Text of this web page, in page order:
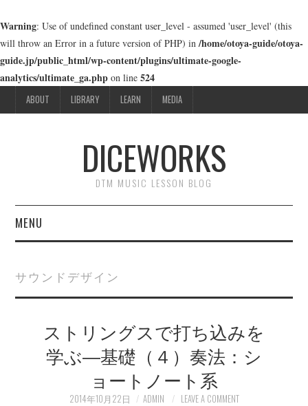
Warning: Use of undefined constant user_level - assumed 'user_level' (this
will throw an Error in a future version of PHP) in/home/otoya-guide/otoya-
guide.jp/public_html/wp-content/plugins/ultimate-google-
analytics/ultimate_ga.php on line 524
ABOUT LIBRARY LEARN MEDIA
DICEWORKS
DTM MUSIC LESSON BLOG
MENU
LIBRARY
LEARN
MEDIA
サウンドデザイン
ストリングスで打ち込みを
学ぶ―基礎（４）奏法：シ
ョートノート系
2014年10月22日 ADMIN LEAVE A COMMENT